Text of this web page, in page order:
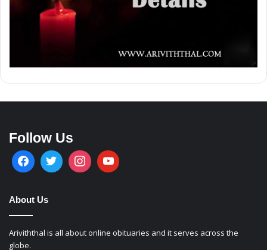
Follow Us
About Us
Ariviththal is all about online obituaries and it serves across the
globe.